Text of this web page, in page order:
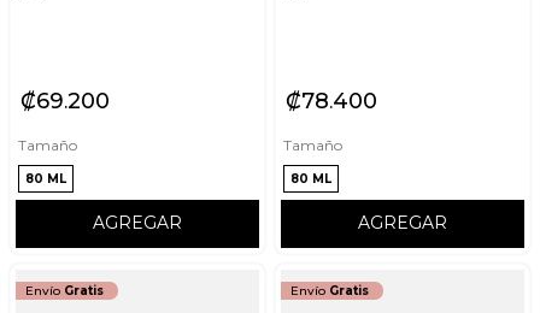
₡69200
Tamaño
80 ML
AGREGAR
₡78 400
Tamaño
80 ML
AGREGAR
Envío Gratis Envío Gratis